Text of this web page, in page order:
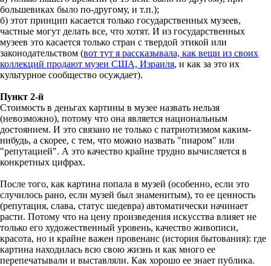
большевиках было по-другому, и т.п.);
б) этот принцип касается только государственных музеев,
частные могут делать все, что хотят. И из государственных
музеев это касается только стран с твердой этикой или
законодательством (вот тут я рассказывала, как вещи из своих
коллекций продают музеи США, Израиля, и как за это их
культурное сообщество осуждает).
Пункт 2-й
Стоимость в деньгах картины в музее назвать нельзя
(невозможно), потому что она является национальным
достоянием. И это связано не только с патриотизмом каким-
нибудь, а скорее, с тем, что можно назвать "пиаром" или
"репутацией". А это качество крайне трудно вычисляется в
конкретных цифрах.
После того, как картина попала в музей (особенно, если это
случилось рано, если музей был знаменитым), то ее ценность
(репутация, слава, статус шедевра) автоматически начинает
расти. Потому что на цену произведения искусства влияет не
только его художественный уровень, качество живописи,
красота, но и крайне важен провенанс (история бытования): где
картина находилась всю свою жизнь и как много ее
перепечатывали и выставляли. Как хорошо ее знает публика.